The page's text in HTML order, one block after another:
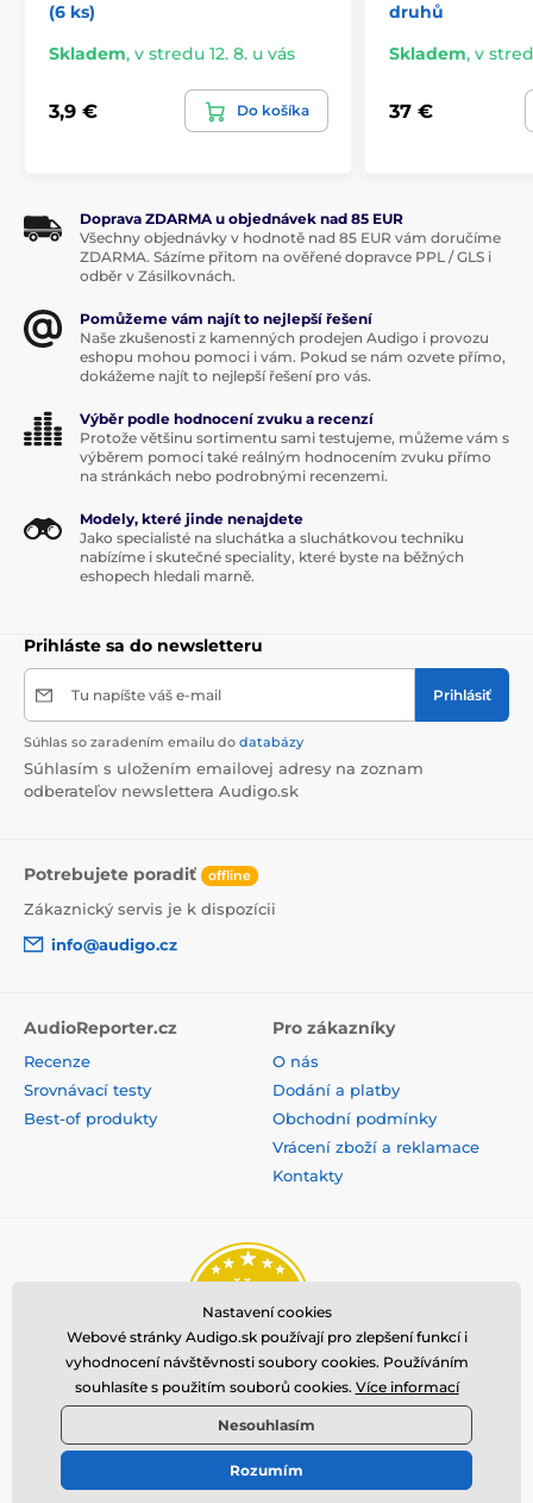
používáte firmware verze 1.0.1.46 nebo nižší, musíte při
redukce šumu, abyste náhlavní soupravu uvedli do
Hardwarová záloha:
na hardwarovém klíči.
Firmware v46 nebo nižší: Vložte kancelářskou sponku
do malého držáku na boku hardwarového klíče, dokud
nezačne blikat kontrolka LED hardwarového klíče.
Jakmile kontrolka LED začne blikat, podržte tlačítko
okamžiků, než dojde ke spárování) Uslyšíte hlasovou
výzvu "párování".
tlačítko. Jakmile začne blikat kontrolka LED, klepněte
třikrát na tlačítko napájení na náhlavní soupravě. V
(6 ks)
Skladem, v stredu 12. 8. u vás
3,9 € Do košíka
druhů
Skladem, v
37 €
Doprava ZDARMA u objednávek nad 85 EUR
Všechny objednávky v hodnotě nad 85 EUR vám doručíme
ZDARMA. Sázíme přitom na ověřené dopravce PPL / GLS i
odběr v Zásilkovnách.
Pomůžeme vám najít to nejlepší řešení
Naše zkušenosti z kamenných prodejen Audigo i provozu
eshopu mohou pomoci i vám. Pokud se nám ozvete přímo,
dokážeme najít to nejlepší řešení pro vás.
Výběr podle hodnocení zvuku a recenzí
Protože většinu sortimentu sami testujeme, můžeme vám s
výběrem pomoci také reálným hodnocením zvuku přímo
na stránkách nebo podrobnými recenzemi.
Modely, které jinde nenajdete
Jako specialisté na sluchátka a sluchátkovou techniku
nabízíme i skutečné speciality, které byste na běžných
eshopech hledali marně.
Prihláste sa do newsletteru
Tu napíšte váš e-mail Prihlásiť
Súhlas so zaradením emailu do databázy
Súhlasím s uložením emailovej adresy na zoznam
odberateľov newslettera Audigo.sk
Potrebujete poradiť offline
Zákaznický servis je k dispozícii
info@audigo.cz
AudioReporter.cz
Recenze
Srovnávací testy
Best-of produkty
Pro zákazníky
O nás
Dodání a platby
Obchodní podmínky
Vrácení zboží a reklamace
Kontakty
© 2026 www.audigo.sk ⦁ E-shop vytvorila
Nastavení cookies
Webové stránky Audigo.sk používají pro zlepšení funkcí i
vyhodnocení návštěvnosti soubory cookies. Používáním
souhlasíte s použitím souborů cookies. Více informací
Nesouhlasím
Rozumím